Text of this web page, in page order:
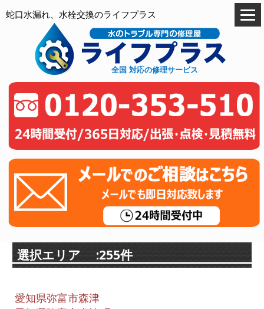
蛇口水漏れ、水栓交換のライフプラス
全国 対応の修理サービス
選択エリア :255件
愛知県弥富市森津